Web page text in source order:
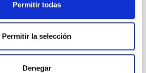
Permitir todas
Permitir la selección
Denegar